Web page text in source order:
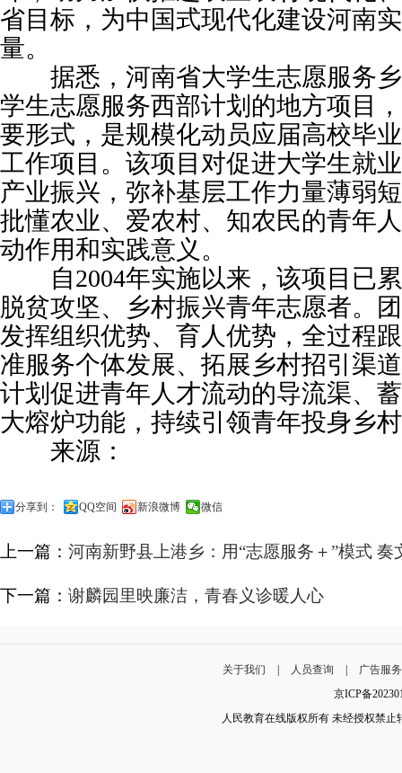
省目标，为中国式现代化建设河南
量。
据悉，河南省大学生志愿服务乡
学生志愿服务西部计划的地方项目
要形式，是规模化动员应届高校毕
工作项目。该项目对促进大学生就
产业振兴，弥补基层工作力量薄弱
批懂农业、爱农村、知农民的青年
动作用和实践意义。
自2004年实施以来，该项目已累
脱贫攻坚、乡村振兴青年志愿者。
发挥组织优势、育人优势，全过程
准服务个体发展、拓展乡村招引渠
计划促进青年人才流动的导流渠、
大熔炉功能，持续引领青年投身乡
来源：
分享到： QQ空间 新浪微博 微信
上一篇： 河南新野县上港乡：用“志愿服务＋”模式 奏
下一篇： 谢麟园里映廉洁，青春义诊暖人心
关于我们 人员查询
广告服
京ICP备
人民教育在线版权所有 未经授权禁